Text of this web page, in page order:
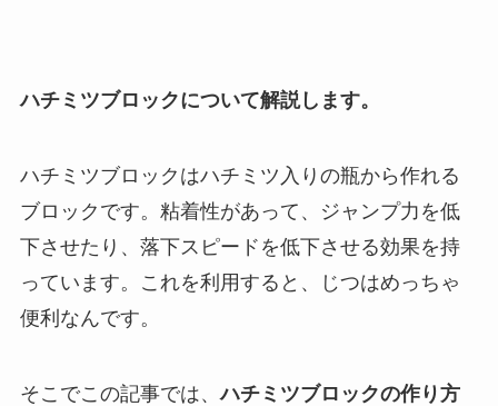
ハチミツブロックについて解説します。
ハチミツブロックはハチミツ入りの瓶から作れる
ブロックです。粘着性があって、ジャンプ力を低
下させたり、落下スピードを低下させる効果を持
っています。これを利用すると、じつはめっちゃ
便利なんです。
そこでこの記事では、ハチミツブロックの作り方